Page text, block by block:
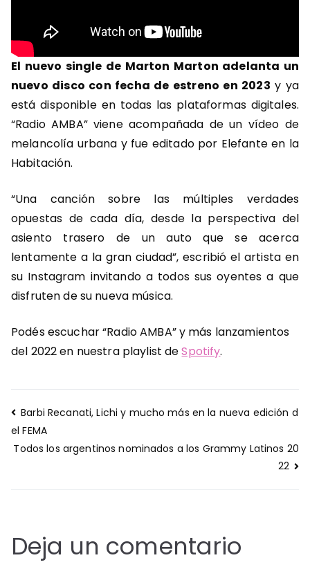
El nuevo single de Marton Marton adelanta un
nuevo disco con fecha de estreno en 2023 y ya
está disponible en todas las plataformas digitales.
“Radio AMBA” viene acompañada de un vídeo de
melancolía urbana y fue editado por Elefante en la
Habitación.
“Una canción sobre las múltiples verdades
opuestas de cada día, desde la perspectiva del
asiento trasero de un auto que se acerca
lentamente a la gran ciudad”, escribió el artista en
su Instagram invitando a todos sus oyentes a que
disfruten de su nueva música.
Podés escuchar “Radio AMBA” y más lanzamientos
del 2022 en nuestra playlist deSpotify.
Navegación
de
entradas
Barbi Recanati, Lichi y mucho más en la nueva edición d
el FEMA
Todos los argentinos nominados a los Grammy Latinos 20
22
Deja un comentario